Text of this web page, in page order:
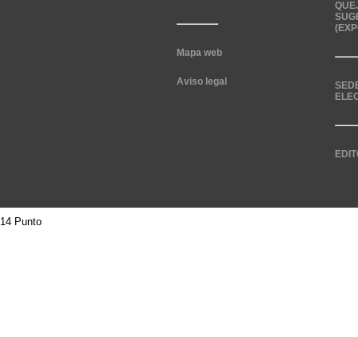
Mapa web
Aviso legal
14 Punto